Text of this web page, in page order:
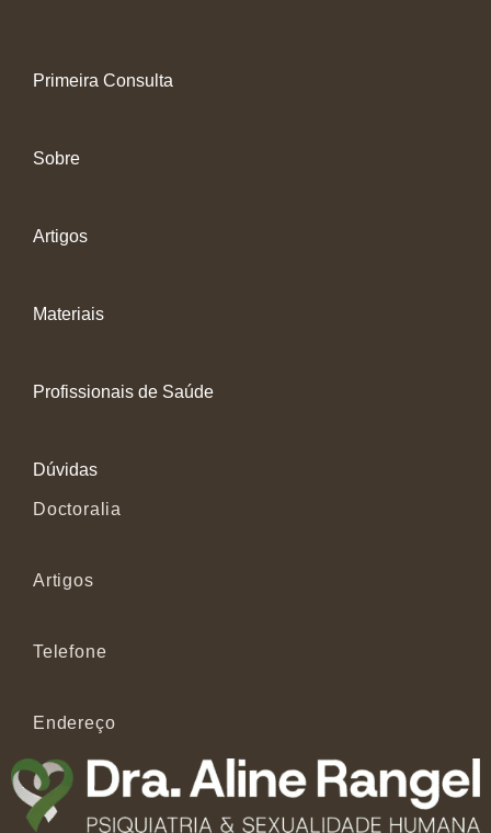
Primeira Consulta
Sobre
Artigos
Materiais
Profissionais de Saúde
Dúvidas
Doctoralia
Artigos
Telefone
Endereço